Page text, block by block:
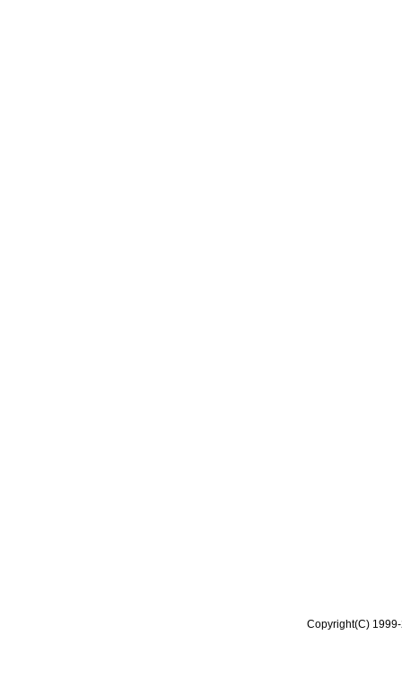
Copyright(C)